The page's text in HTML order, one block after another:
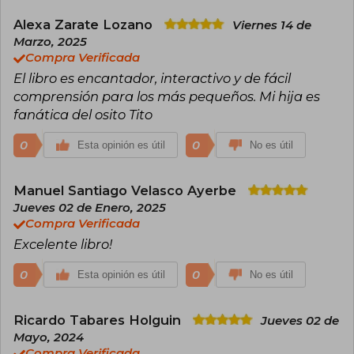
una pieza clave en la exitosa serie infantil Bizzy
Bear, aportando su talento gráfico y narrativo en
de las figuras más importantes de la literatura
ilustrada para la infancia actual. A través de su
trabajo, Davies ha logrado crear un universo que
despierta la imaginación y el corazón de los
lectores más pequeños, manteniéndose como
uno de los autores e ilustradores más valorados
y queridos por las nuevas generaciones.
Alexa Zarate Lozano
Viernes 14 de
Marzo, 2025
Compra Verificada
El libro es encantador, interactivo y de fácil
comprensión para los más pequeños. Mi hija es
fanática del osito Tito
0 Esta opinión es útil 0 No es útil
Manuel Santiago Velasco Ayerbe
Jueves 02 de Enero, 2025
Compra Verificada
Excelente libro!
0 Esta opinión es útil 0 No es útil
Ricardo Tabares Holguin
Jueves 02 de
Mayo, 2024